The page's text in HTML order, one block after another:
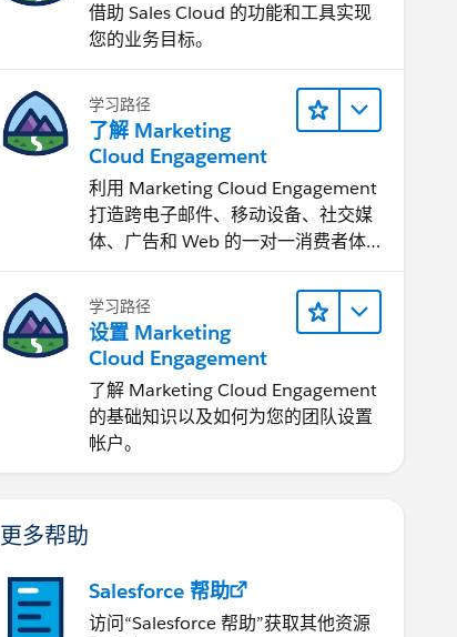
借助 Sales Cloud 的功能和工具实现
您的业务目标。
学习路径
了解 Marketing
Cloud Engagement
利用 Marketing Cloud Engagement​
打造跨电子邮件、移动设备、社交媒
体、广告和 Web 的一对一消费者体
验。
学习路径
设置 Marketing
Cloud Engagement
了解 Marketing Cloud Engagement
的基础知识以及如何为您的团队设置
帐户。
更多帮助
Salesforce 帮助
访问“Salesforce 帮助”获取其他资源